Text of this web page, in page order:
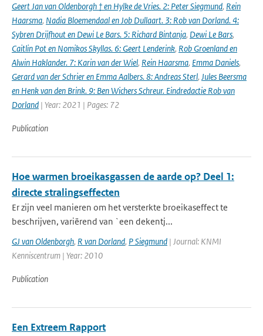
Geert Jan van Oldenborgh † en Hylke de Vries. 2: Peter Siegmund, Rein
Haarsma, Nadia Bloemendaal en Job Dullaart. 3: Rob van Dorland. 4:
Sybren Drijfhout en Dewi Le Bars. 5: Richard Bintanja, Dewi Le Bars,
Caitlin Pot en Nomikos Skyllas. 6: Geert Lenderink, Rob Groenland en
Alwin Haklander. 7: Karin van der Wiel, Rein Haarsma, Emma Daniels,
Gerard van der Schrier en Emma Aalbers. 8: Andreas Sterl, Jules Beersma
en Henk van den Brink. 9: Ben Wichers Schreur. Eindredactie Rob van
Dorland | Year: 2021 | Pages: 72
Publication
Hoe warmen broeikasgassen de aarde op? Deel 1:
directe stralingseffecten
Er zijn veel manieren om het versterkte broeikaseffect te
beschrijven, variërend van `een dekentj...
GJ van Oldenborgh, R van Dorland, P Siegmund | Journal: KNMI
Kenniscentrum | Year: 2010
Publication
Een Extreem Rapport